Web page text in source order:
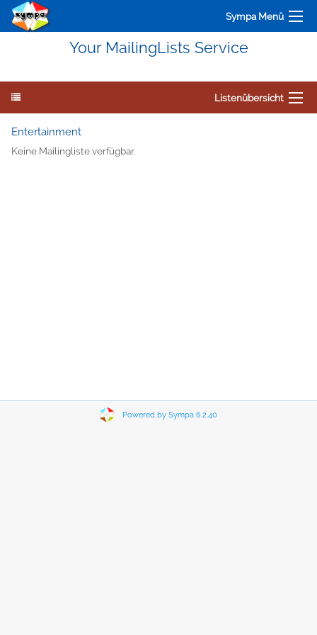
Sympa Menü
Your MailingLists Service
Listenübersicht
Entertainment
Keine Mailingliste verfügbar.
Powered by Sympa 6.2.40